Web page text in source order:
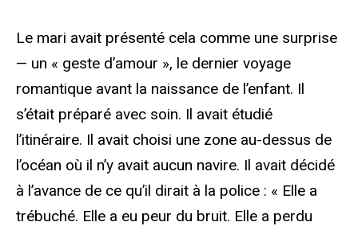
Le mari avait présenté cela comme une surprise
— un « geste d’amour », le dernier voyage
romantique avant la naissance de l’enfant. Il
s’était préparé avec soin. Il avait étudié
l’itinéraire. Il avait choisi une zone au-dessus de
l’océan où il n’y avait aucun navire. Il avait décidé
à l’avance de ce qu’il dirait à la police : « Elle a
trébuché. Elle a eu peur du bruit. Elle a perdu